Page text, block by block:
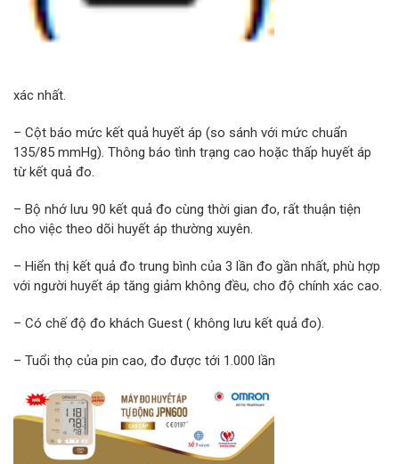
xác nhất.
– Cột báo mức kết quả huyết áp (so sánh với mức chuẩn
135/85 mmHg). Thông báo tình trạng cao hoặc thấp huyết áp
từ kết quả đo.
– Bộ nhớ lưu 90 kết quả đo cùng thời gian đo, rất thuận tiện
cho việc theo dõi huyết áp thường xuyên.
– Hiển thị kết quả đo trung bình của 3 lần đo gần nhất, phù hợp
với người huyết áp tăng giảm không đều, cho độ chính xác cao.
– Có chế độ đo khách Guest ( không lưu kết quả đo).
– Tuổi thọ của pin cao, đo được tới 1.000 lần